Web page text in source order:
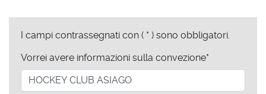
I campi contrassegnati con ( * ) sono obbligatori.
Vorrei avere informazioni sulla convezione*